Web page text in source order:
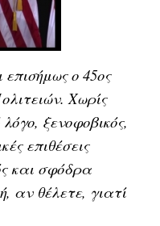
ο 45ος
Χωρίς
ξενοφοβικός,
επιθέσεις
και σφόδρα
αν θέλετε, γιατί